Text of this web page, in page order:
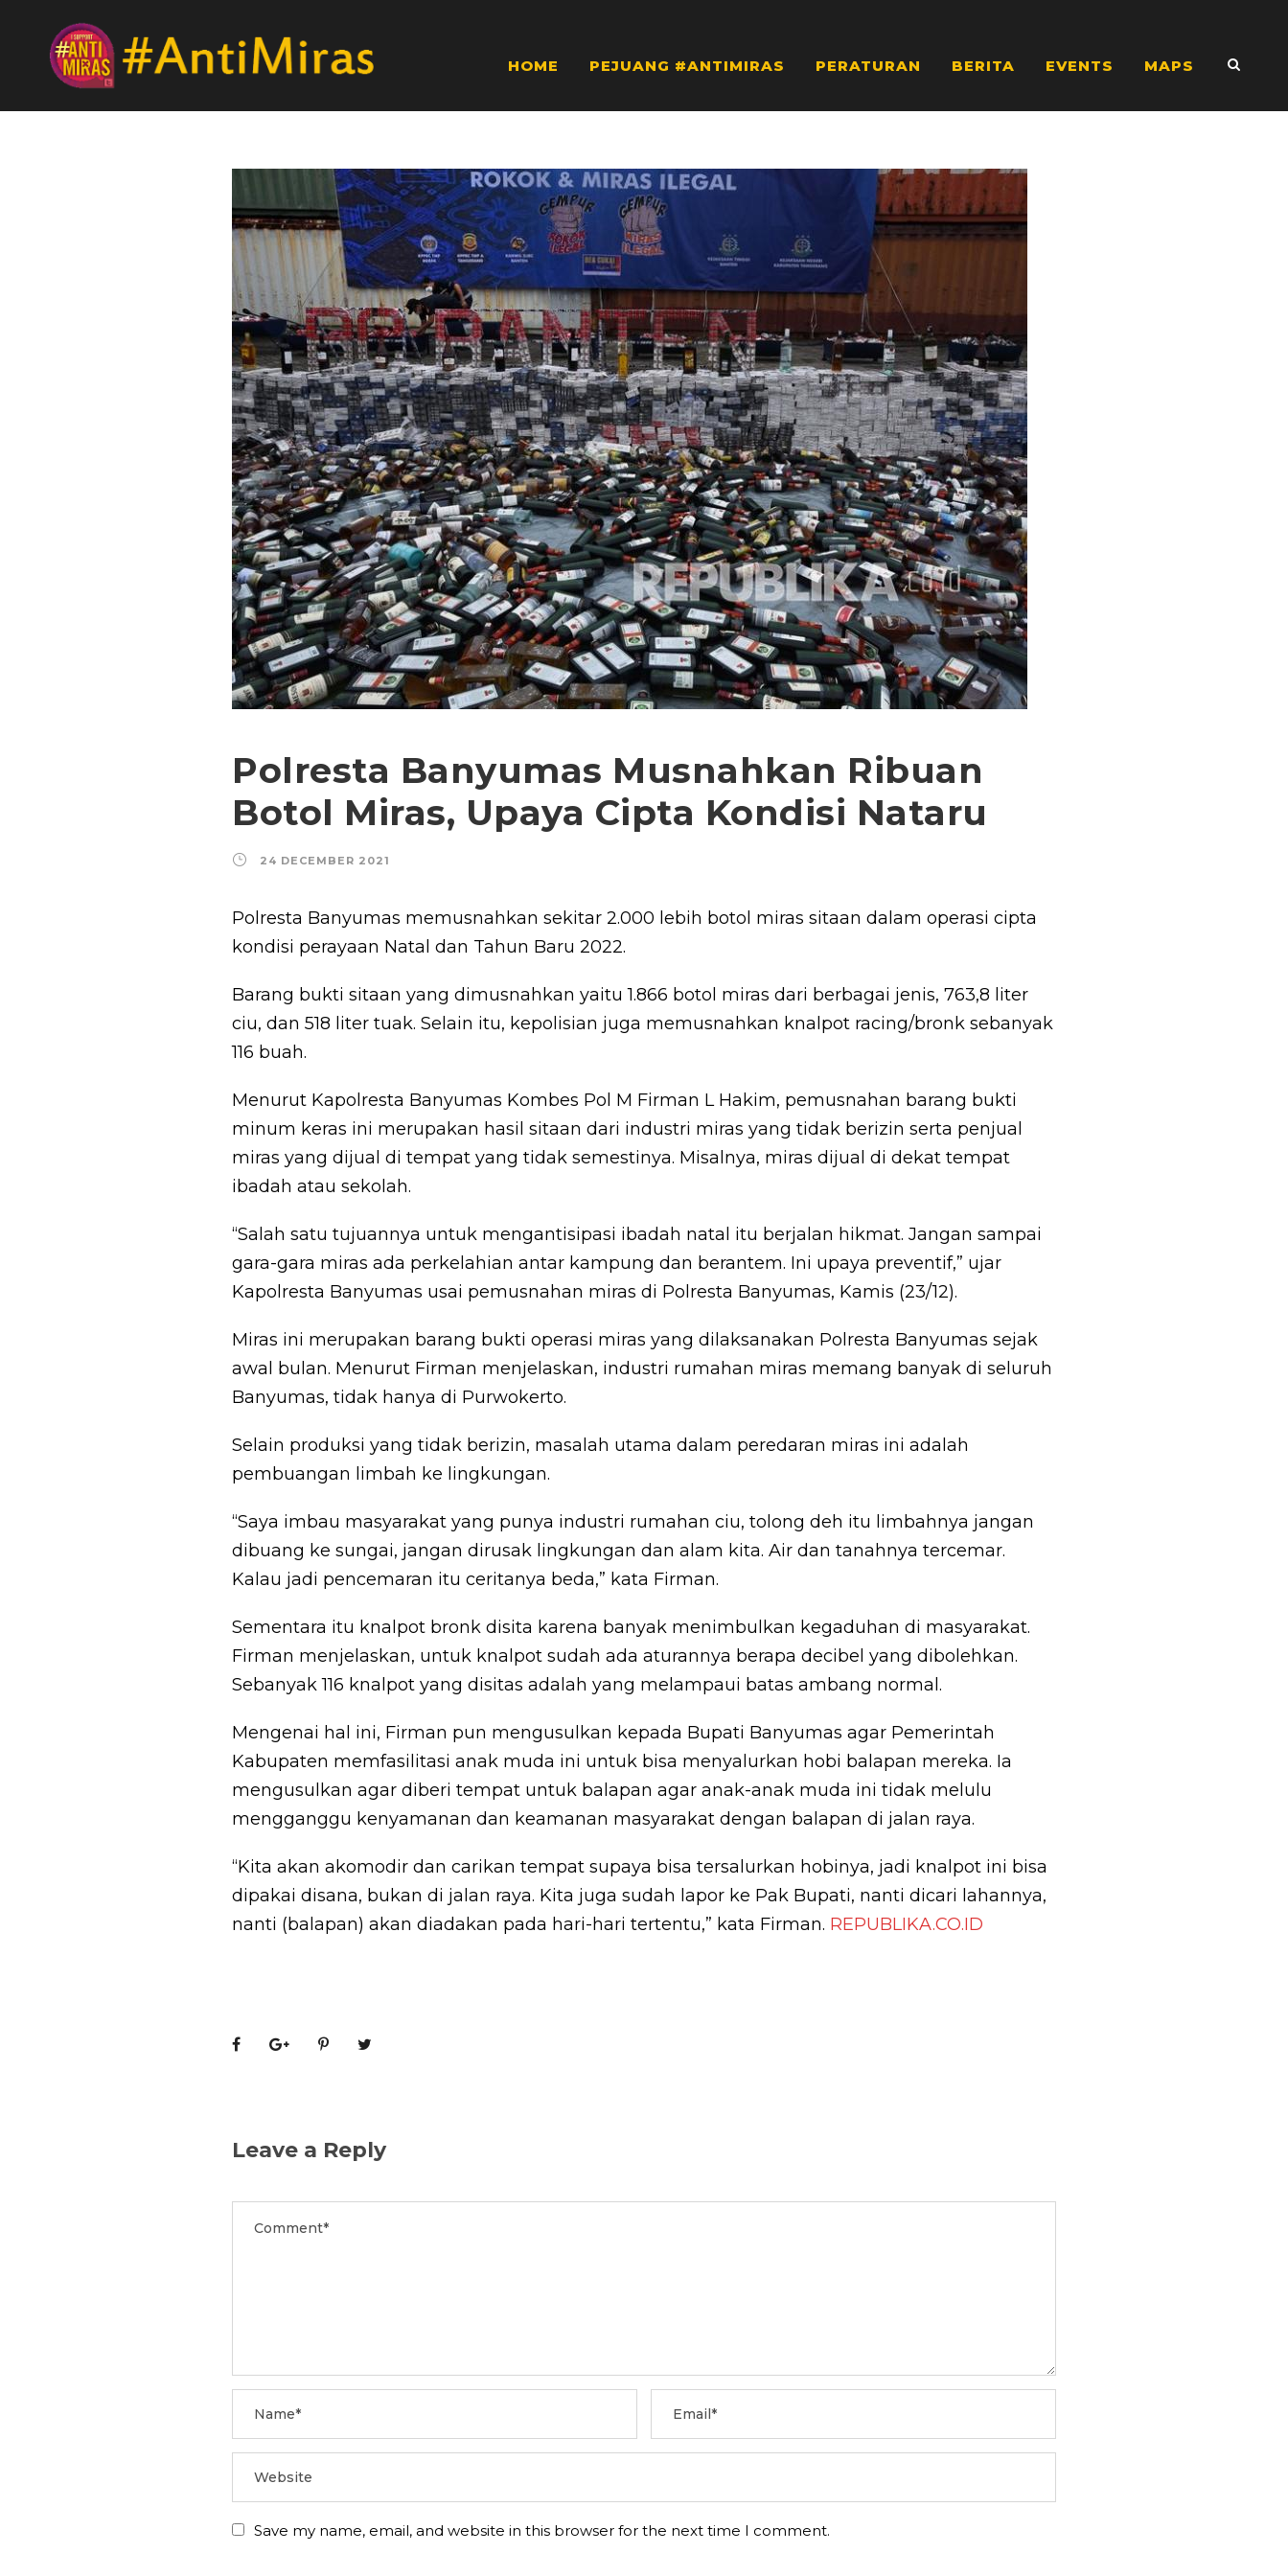
HOME PEJUANG #ANTIMIRAS PERATURAN BERITA EVENTS MAPS
Polresta Banyumas Musnahkan Ribuan
Botol Miras, Upaya Cipta Kondisi Nataru
24 DECEMBER 2021
Polresta Banyumas memusnahkan sekitar 2.000 lebih botol miras sitaan dalam operasi cipta
kondisi perayaan Natal dan Tahun Baru 2022.
Barang bukti sitaan yang dimusnahkan yaitu 1.866 botol miras dari berbagai jenis, 763,8 liter
ciu, dan 518 liter tuak. Selain itu, kepolisian juga memusnahkan knalpot racing/bronk sebanyak
116 buah.
Menurut Kapolresta Banyumas Kombes Pol M Firman L Hakim, pemusnahan barang bukti
minum keras ini merupakan hasil sitaan dari industri miras yang tidak berizin serta penjual
miras yang dijual di tempat yang tidak semestinya. Misalnya, miras dijual di dekat tempat
ibadah atau sekolah.
“Salah satu tujuannya untuk mengantisipasi ibadah natal itu berjalan hikmat. Jangan sampai
gara-gara miras ada perkelahian antar kampung dan berantem. Ini upaya preventif,” ujar
Kapolresta Banyumas usai pemusnahan miras di Polresta Banyumas, Kamis (23/12).
Miras ini merupakan barang bukti operasi miras yang dilaksanakan Polresta Banyumas sejak
awal bulan. Menurut Firman menjelaskan, industri rumahan miras memang banyak di seluruh
Banyumas, tidak hanya di Purwokerto.
Selain produksi yang tidak berizin, masalah utama dalam peredaran miras ini adalah
pembuangan limbah ke lingkungan.
“Saya imbau masyarakat yang punya industri rumahan ciu, tolong deh itu limbahnya jangan
dibuang ke sungai, jangan dirusak lingkungan dan alam kita. Air dan tanahnya tercemar.
Kalau jadi pencemaran itu ceritanya beda,” kata Firman.
Sementara itu knalpot bronk disita karena banyak menimbulkan kegaduhan di masyarakat.
Firman menjelaskan, untuk knalpot sudah ada aturannya berapa decibel yang dibolehkan.
Sebanyak 116 knalpot yang disitas adalah yang melampaui batas ambang normal.
Mengenai hal ini, Firman pun mengusulkan kepada Bupati Banyumas agar Pemerintah
Kabupaten memfasilitasi anak muda ini untuk bisa menyalurkan hobi balapan mereka. Ia
mengusulkan agar diberi tempat untuk balapan agar anak-anak muda ini tidak melulu
mengganggu kenyamanan dan keamanan masyarakat dengan balapan di jalan raya.
“Kita akan akomodir dan carikan tempat supaya bisa tersalurkan hobinya, jadi knalpot ini bisa
dipakai disana, bukan di jalan raya. Kita juga sudah lapor ke Pak Bupati, nanti dicari lahannya,
nanti (balapan) akan diadakan pada hari-hari tertentu,” kata Firman. REPUBLIKA.CO.ID
Leave a Reply
Save my name, email, and website in this browser for the next time I comment.